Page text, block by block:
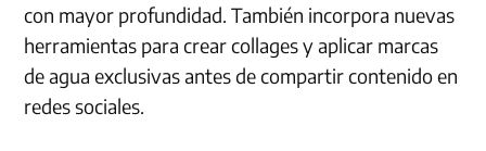
con mayor profundidad. También incorpora nuevas
herramientas para crear collages y aplicar marcas
de agua exclusivas antes de compartir contenido en
redes sociales.